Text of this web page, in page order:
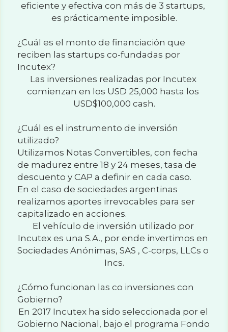
eficiente y efectiva con más de 3 startups,
es prácticamente imposible.
¿Cuál es el monto de financiación que
reciben las startups co-fundadas por
Incutex?
Las inversiones realizadas por Incutex
comienzan en los USD 25,000 hasta los
USD$100,000 cash.
¿Cuál es el instrumento de inversión
utilizado?
Utilizamos Notas Convertibles, con fecha
de madurez entre 18 y 24 meses, tasa de
descuento y CAP a definir en cada caso.
En el caso de sociedades argentinas
realizamos aportes irrevocables para ser
capitalizado en acciones.
El vehículo de inversión utilizado por
Incutex es una S.A., por ende invertimos en
Sociedades Anónimas, SAS , C-corps, LLCs o
Incs.
¿Cómo funcionan las co inversiones con
Gobierno?
En 2017 Incutex ha sido seleccionada por el
Gobierno Nacional, bajo el programa Fondo